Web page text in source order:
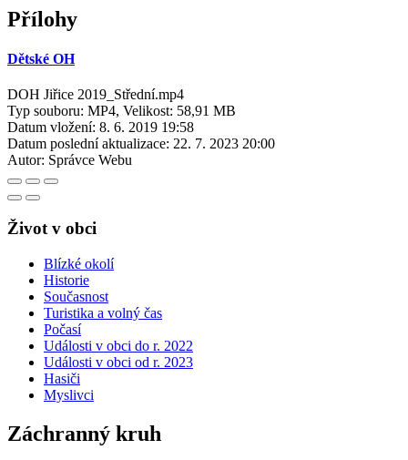
Přílohy
Dětské OH
DOH Jiřice 2019_Střední.mp4
Typ souboru: MP4, Velikost: 58,91 MB
Datum vložení: 8. 6. 2019 19:58
Datum poslední aktualizace: 22. 7. 2023 20:00
Autor: Správce Webu
Život v obci
Blízké okolí
Historie
Současnost
Turistika a volný čas
Počasí
Události v obci do r. 2022
Události v obci od r. 2023
Hasiči
Myslivci
Záchranný kruh